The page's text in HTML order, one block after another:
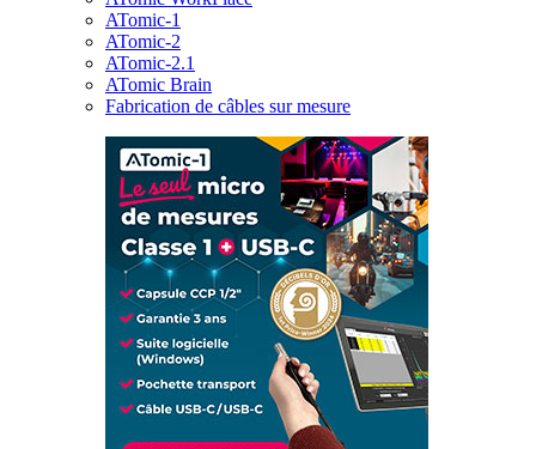
ATomic-1
ATomic-2
ATomic-2.1
ATomic Brain
Fabrication de câbles sur mesure